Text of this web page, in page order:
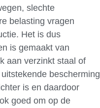
slechte
belasting vragen
Het is dus
is gemaakt van
aan verzinkt staal of
bescherming
is en daardoor
goed om op de